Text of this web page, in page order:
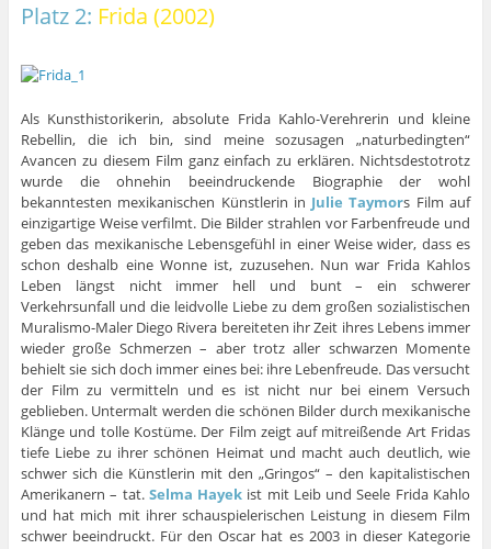
Platz 2: Frida (2002)
Als Kunsthistorikerin, absolute Frida Kahlo-Verehrerin und kleine
Rebellin, die ich bin, sind meine sozusagen „naturbedingten“
Avancen zu diesem Film ganz einfach zu erklären. Nichtsdestotrotz
wurde die ohnehin beeindruckende Biographie der wohl
bekanntesten mexikanischen Künstlerin in Julie Taymors Film auf
einzigartige Weise verfilmt. Die Bilder strahlen vor Farbenfreude und
geben das mexikanische Lebensgefühl in einer Weise wider, dass es
schon deshalb eine Wonne ist, zuzusehen. Nun war Frida Kahlos
Leben längst nicht immer hell und bunt – ein schwerer
Verkehrsunfall und die leidvolle Liebe zu dem großen sozialistischen
Muralismo-Maler Diego Rivera bereiteten ihr Zeit ihres Lebens immer
wieder große Schmerzen – aber trotz aller schwarzen Momente
behielt sie sich doch immer eines bei: ihre Lebenfreude. Das versucht
der Film zu vermitteln und es ist nicht nur bei einem Versuch
geblieben. Untermalt werden die schönen Bilder durch mexikanische
Klänge und tolle Kostüme. Der Film zeigt auf mitreißende Art Fridas
tiefe Liebe zu ihrer schönen Heimat und macht auch deutlich, wie
schwer sich die Künstlerin mit den „Gringos“ – den kapitalistischen
Amerikanern – tat. Selma Hayek ist mit Leib und Seele Frida Kahlo
und hat mich mit ihrer schauspielerischen Leistung in diesem Film
schwer beeindruckt. Für den Oscar hat es 2003 in dieser Kategorie